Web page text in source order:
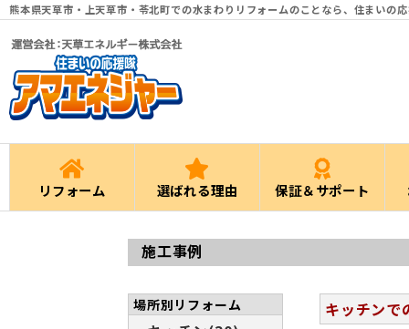
熊本県天草市・上天草市・苓北町での水まわりリフォームのことなら、住まいの
リフォーム 選ばれる理由 保証＆サポート
施工事例
場所別リフォーム キッチンで